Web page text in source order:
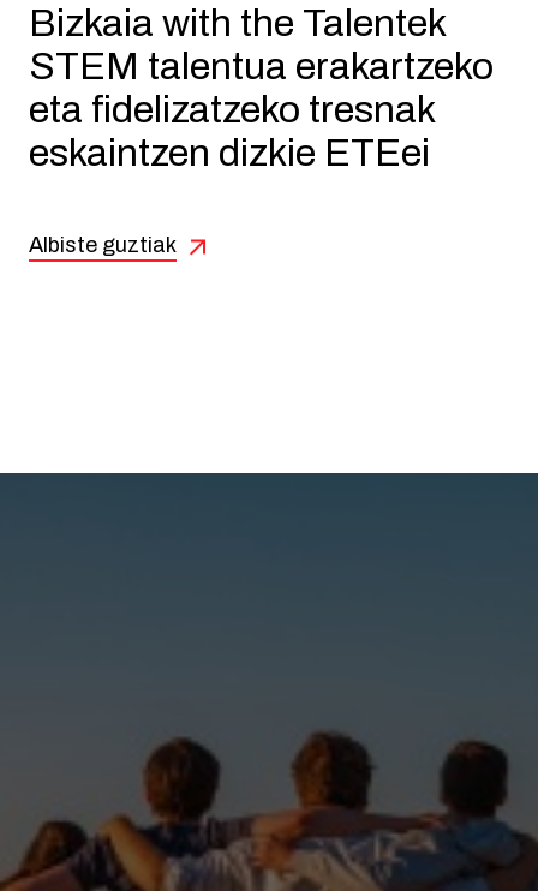
Bizkaia with the Talentek
STEM talentua erakartzeko
eta fidelizatzeko tresnak
eskaintzen dizkie ETEei
Albiste guztiak